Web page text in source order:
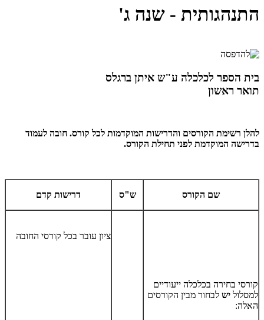
התנהגותית - שנה ג'
בית הספר לכלכלה ע"ש איתן ברגלס
​תואר ראשון
להלן רשימת הקורסים והדרישות המוקדמות לכל קורס. חובה לעמוד
בדרישה המוקדמת לפני תחילת הקורס.
שם הקורס ש"ס דרישות קדם
קורסי בחירה בכלכלה ייעודיים
למסלול יש לבחור מבין הקורסים
האלה:
ציון עובר בכל קורסי החובה